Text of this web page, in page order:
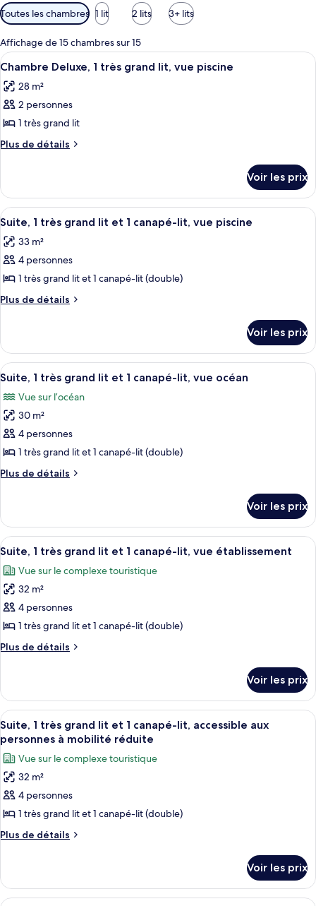
Filtres
disponibles
pour
les
chambres
Toutes les chambres 1 lit 2 lits 3+ lits
Affichage de 15 chambres sur 15
Afficher
toutes
les
photos
pour
ce
chambre :
Chambre
Deluxe,
1
très
grand
lit,
vue
Une chambre d’hôtel avec un
4
Chambre Deluxe, 1 très grand lit, vue piscine
28 m²
2 personnes
1 très grand lit
Plus de détails
Plus
le
type
de
Chambre
Deluxe,
très
grand
lit,
Voir les prix
Afficher
toutes
les
photos
pour
ce
chambre :
Suite,
1
très
grand
lit
et
1
canapé-
piscine
Une cuisine avec une table en bois,
6
Suite, 1 très grand lit et 1 canapé-lit, vue piscine
33 m²
4 personnes
1 très grand lit et 1 canapé-lit (double)
Plus de détails
Plus
le
type
de
Suite,
grand
lit
1
piscine
Voir les prix
Afficher
toutes
les
photos
pour
ce
type
de
Suite,
très
grand
lit
et
1
canapé-
lit,
Un grand lit avec du linge de lit
11
Suite, 1 très grand lit et 1 canapé-lit, vue océan
Vue sur l’océan
30 m²
4 personnes
1 très grand lit et 1 canapé-lit (double)
Plus de détails
Plus
le
type
de
Suite,
grand
lit
1
océan
Voir les prix
Afficher
toutes
les
photos
pour
ce
type
de
Suite,
très
grand
lit
et
1
canapé-
lit,
vue
Une chambre d’hôtel comprenant
5
Suite, 1 très grand lit et 1 canapé-lit, vue établissement
Vue sur le complexe touristique
32 m²
4 personnes
1 très grand lit et 1 canapé-lit (double)
Plus de détails
Plus
le
type
de
chambre
Suite,
très
grand
lit
et
canapé-
Voir les prix
Afficher
toutes
les
photos
pour
ce
type
de
1
très
Une chambre d’hôtel avec un
4
Suite, 1 très grand lit et 1 canapé-lit, accessible aux
personnes à mobilité réduite
Vue sur le complexe touristique
32 m²
4 personnes
1 très grand lit et 1 canapé-lit (double)
Plus de détails
Plus
le
type
Voir les prix
Une chambre d’hôtel avec deux lits,